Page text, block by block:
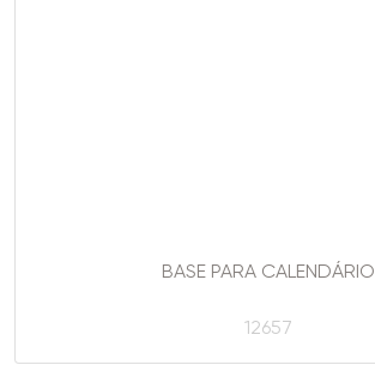
BASE PARA CALENDÁRIO
12657